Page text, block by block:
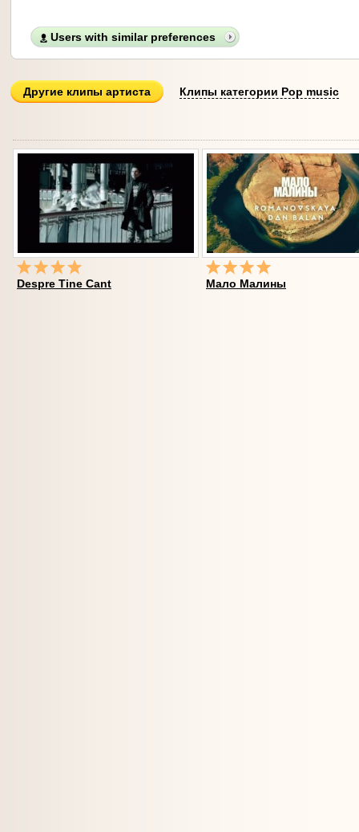
Users with similar preferences
Другие клипы артиста Клипы категории Pop music
Despre Tine Cant Мало Малины